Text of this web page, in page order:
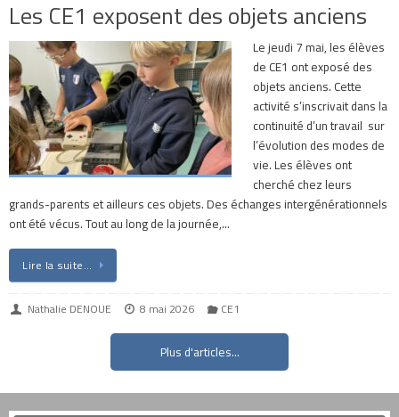
Les CE1 exposent des objets anciens
Le jeudi 7 mai, les élèves
de CE1 ont exposé des
objets anciens. Cette
activité s’inscrivait dans la
continuité d’un travail sur
l’évolution des modes de
vie. Les élèves ont
cherché chez leurs
grands-parents et ailleurs ces objets. Des échanges intergénérationnels
ont été vécus. Tout au long de la journée,…
Lire la suite…
Nathalie DENOUE 8 mai 2026 CE1
Plus d'articles...